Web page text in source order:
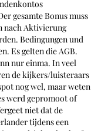
gesamte Bonus muss
nach Aktivierung
Bedingungen und
Es gelten die AGB.
nur einma. In veel
de kijkers/luisteraars
nog wel, maar weten
werd gepromoot of
niet dat de
tijdens een